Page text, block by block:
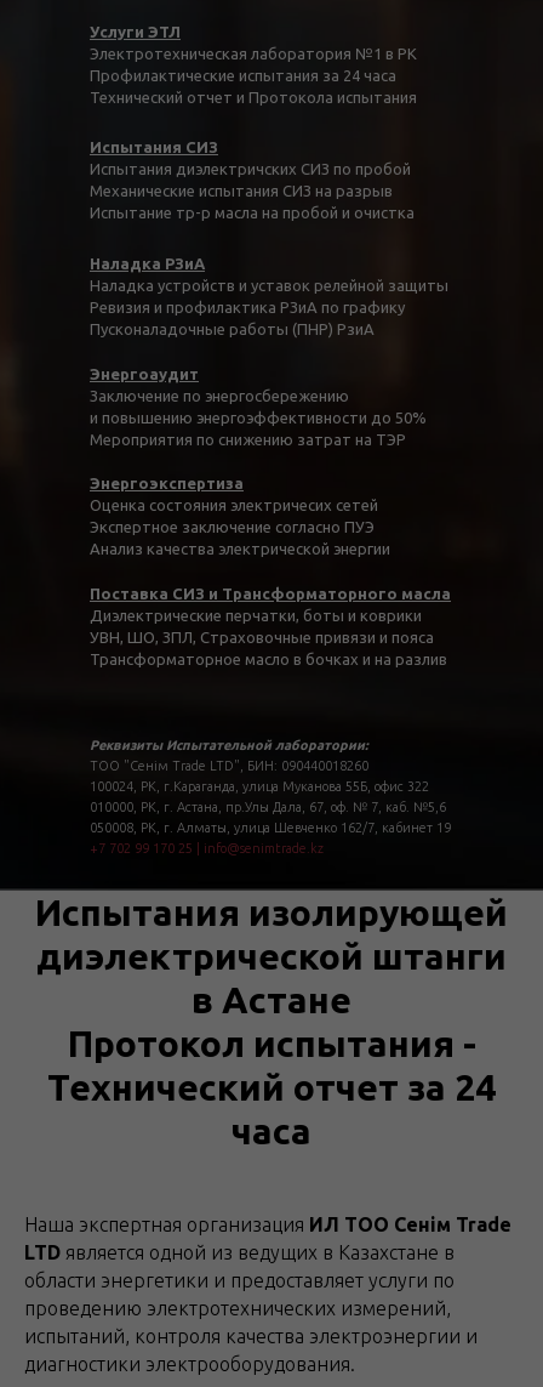
Услуги ЭТЛ
Электротехническая лаборатория №1 в РК
Профилактические испытания за 24 часа
Технический отчет и Протокола испытания
Наладка РЗиА
Наладка устройств и уставок релейной защиты
Ревизия и профилактика РЗиА по графику
Пусконаладочные работы (ПНР) РзиА
Энергоаудит
Заключение по энергосбережению
и повышению энергоэффективности до 50%
Мероприятия по снижению затрат на ТЭР
Испытания СИЗ
Испытания диэлектричских СИЗ по пробой
Механические испытания СИЗ на разрыв
Испытание тр-р масла на пробой и очистка
Энергоэкспертиза
Оценка состояния электричесих сетей
Экспертное заключение согласно ПУЭ
Анализ качества электрической энергии
Поставка СИЗ и Трансформаторного масла
Диэлектрические перчатки, боты и коврики
УВН, ШО, ЗПЛ, Страховочные привязи и пояса
Трансформаторное масло в бочках и на разлив
Реквизиты Испытательной лаборатории:
ТОО "Сенім Trade LTD", БИН: 090440018260
100024, РК, г.Караганда, улица Муканова 55Б, офис 322
010000, РК, г. Астана, пр.Улы Дала, 67, оф. № 7, каб. №5,6
050008, РК, г. Алматы, улица Шевченко 162/7, кабинет 19
+7 702 99 170 25
info@senimtrade.kz
Испытания изолирующей
диэлектрической штанги
в Астане
Протокол испытания -
Технический отчет за 24
часа
Наша экспертная организация ИЛ ТОО Сенім Trade
LTD является одной из ведущих в Казахстане в
области энергетики и предоставляет услуги по
проведению электротехнических измерений,
испытаний, контроля качества электроэнергии и
диагностики электрооборудования.